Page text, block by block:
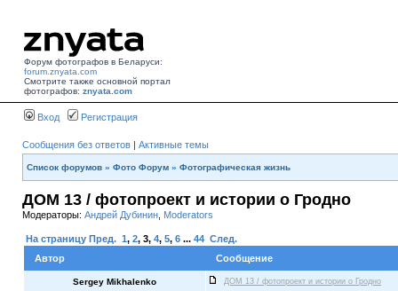
Форум фотографов в Беларуси:
forum.znyata.com
Смотрите также основной портал
фотографов: znyata.com
Вход Регистрация
Сообщения без ответов | Активные темы
Список форумов » Фото Форум » Фотографическая жизнь
ДОМ 13 / фотопроект и истории о Гродно
Модераторы: Андрей Дубинин Moderators
На страницу Пред. 1, 2, 3, 4, 5, 6 ... 44 След.
Автор
Сообщение
Sergey Mikhalenko ДОМ 13 / фотопроект и истории о Гродно